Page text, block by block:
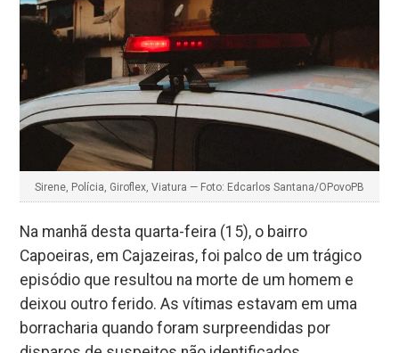
Sirene, Polícia, Giroflex, Viatura — Foto: Edcarlos Santana/OPovoPB
Na manhã desta quarta-feira (15), o bairro
Capoeiras, em Cajazeiras, foi palco de um trágico
episódio que resultou na morte de um homem e
deixou outro ferido. As vítimas estavam em uma
borracharia quando foram surpreendidas por